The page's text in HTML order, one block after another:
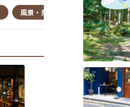
風景・景色 名所・旧跡